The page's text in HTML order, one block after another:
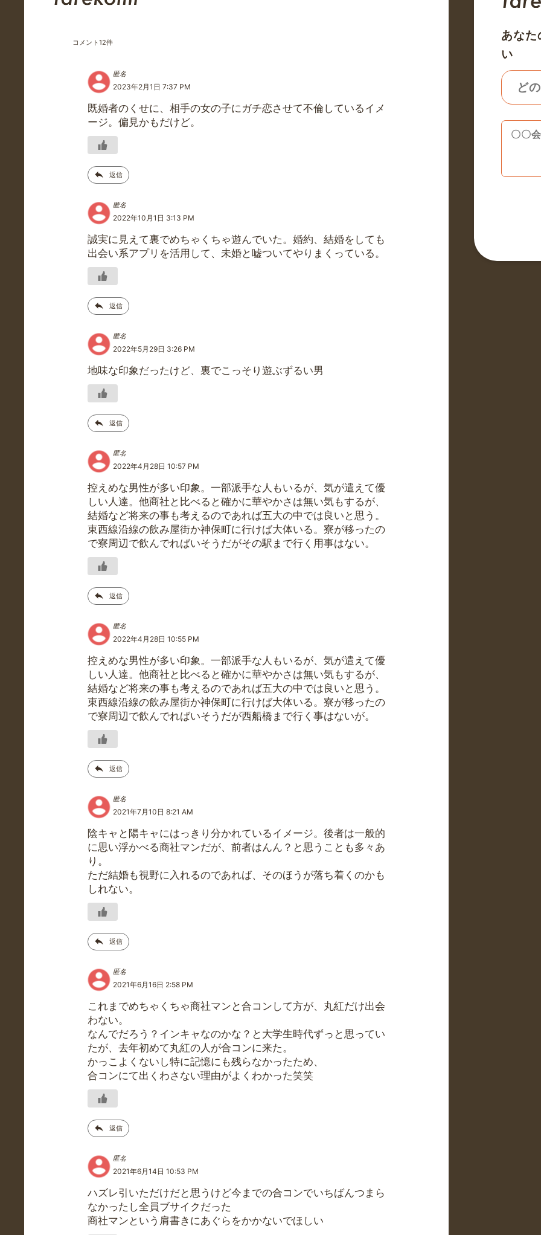
コメント12件
匿名
2023年2月1日 7:37 PM
既婚者のくせに、相手の女の子にガチ恋させて不倫しているイメ
ージ。偏見かもだけど。
返信
匿名
2022年10月1日 3:13 PM
誠実に見えて裏でめちゃくちゃ遊んでいた。婚約、結婚をしても
出会い系アプリを活用して、未婚と嘘ついてやりまくっている。
返信
匿名
2022年5月29日 3:26 PM
地味な印象だったけど、裏でこっそり遊ぶずるい男
返信
匿名
2022年4月28日 10:57 PM
控えめな男性が多い印象。一部派手な人もいるが、気が遣えて優
しい人達。他商社と比べると確かに華やかさは無い気もするが、
結婚など将来の事も考えるのであれば五大の中では良いと思う。
東西線沿線の飲み屋街か神保町に行けば大体いる。寮が移ったの
で寮周辺で飲んでればいそうだがその駅まで行く用事はない。
返信
匿名
2022年4月28日 10:55 PM
控えめな男性が多い印象。一部派手な人もいるが、気が遣えて優
しい人達。他商社と比べると確かに華やかさは無い気もするが、
結婚など将来の事も考えるのであれば五大の中では良いと思う。
東西線沿線の飲み屋街か神保町に行けば大体いる。寮が移ったの
で寮周辺で飲んでればいそうだが西船橋まで行く事はないが。
返信
匿名
2021年7月10日 8:21 AM
陰キャと陽キャにはっきり分かれているイメージ。後者は一般的
に思い浮かべる商社マンだが、前者はんん？と思うことも多々あ
り。
ただ結婚も視野に入れるのであれば、そのほうが落ち着くのかも
しれない。
返信
匿名
2021年6月16日 2:58 PM
これまでめちゃくちゃ商社マンと合コンして方が、丸紅だけ出会
わない。
なんでだろう？インキャなのかな？と大学生時代ずっと思ってい
たが、去年初めて丸紅の人が合コンに来た。
かっこよくないし特に記憶にも残らなかったため、
合コンにて出くわさない理由がよくわかった笑笑
返信
匿名
2021年6月14日 10:53 PM
ハズレ引いただけだと思うけど今までの合コンでいちばんつまら
なかったし全員ブサイクだった
商社マンという肩書きにあぐらをかかないでほしい
あな
い